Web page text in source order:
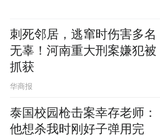
刺死邻居，逃窜时伤害多名
无辜！河南重大刑案嫌犯被
抓获
华商报
泰国校园枪击案幸存老师：
他想杀我时刚好子弹用完